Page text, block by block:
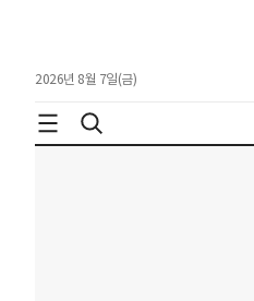
2026년 8월 7일(금)